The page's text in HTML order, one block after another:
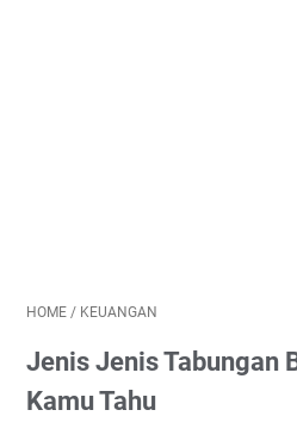
HOME / KEUANGAN
Jenis Jenis Tabungan
Kamu Tahu